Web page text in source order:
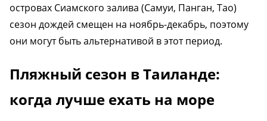
островах Сиамского залива (Самуи, Панган, Тао)
сезон дождей смещен на ноябрь-декабрь, поэтому
они могут быть альтернативой в этот период.
Пляжный сезон в Таиланде:
когда лучше ехать на море